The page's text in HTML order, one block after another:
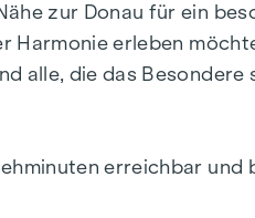
oder
zur Donau für ein
Harmonie erleben
alle, die das Besondere
erreichbar und